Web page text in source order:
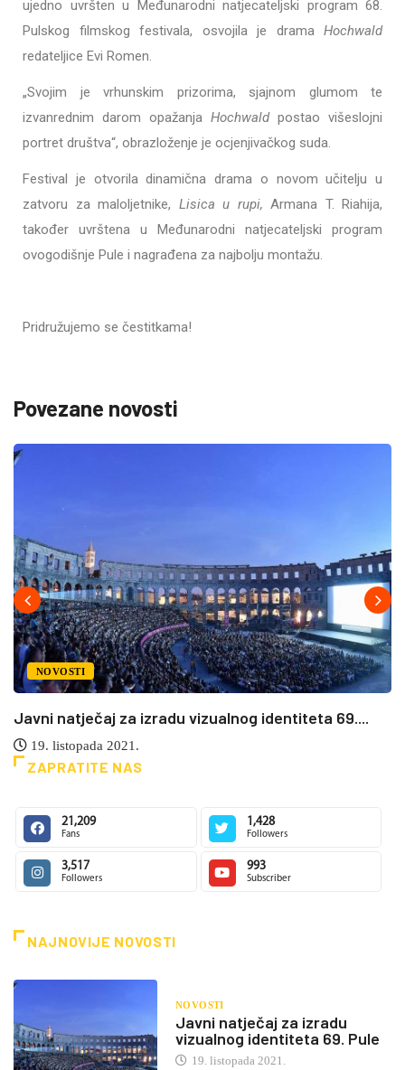
ujedno uvršten u Međunarodni natjecateljski program 68.
Pulskog filmskog festivala, osvojila je dramaHochwald
redateljice Evi Romen.
„Svojim je vrhunskim prizorima, sjajnom glumom te
izvanrednim darom opažanja Hochwaldpostao višeslojni
portret društva“, obrazloženje je ocjenjivačkog suda.
Festival je otvorila dinamična drama o novom učitelju u
zatvoru za maloljetnike, Lisica u rupi, Armana T. Riahija,
također uvrštena u Međunarodni natjecateljski program
ovogodišnje Pule i nagrađena za najbolju montažu.
Pridružujemo se čestitkama!
Povezane novosti
NOVOSTI
Javni natječaj za izradu vizualnog identiteta 69....
19. listopada 2021.
ZAPRATITE NAS
21,209
Fans
1,428
Followers
3,517
Followers
993
Subscriber
NAJNOVIJE NOVOSTI
NOVOSTI
Javni natječaj za izradu
vizualnog identiteta 69. Pule
19. listopada 2021.